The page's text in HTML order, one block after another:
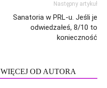
Następny artykuł
Sanatoria w PRL-u. Jeśli je
odwiedzałeś, 8/10 to
konieczność
WIĘCEJ OD AUTORA